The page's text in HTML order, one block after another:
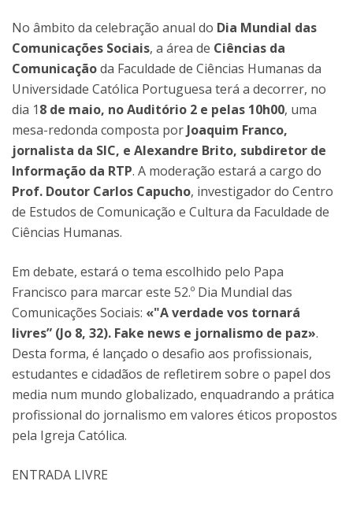
No âmbito da celebração anual do Dia Mundial das
Comunicações Sociais, a área de Ciências da
Comunicaçãoda Faculdade de Ciências Humanas da
Universidade Católica Portuguesa terá a decorrer, no
dia 18 de maio, no Auditório 2 e pelas 10h00, uma
mesa-redonda composta por Joaquim Franco,
jornalista da SIC, e Alexandre Brito, subdiretor de
Informação da RTP. A moderação estará a cargo do
Prof. Doutor Carlos Capucho, investigador do Centro
de Estudos de Comunicação e Cultura da Faculdade de
Ciências Humanas.
Em debate, estará o tema escolhido pelo Papa
Francisco para marcar este 52.º Dia Mundial das
Comunicações Sociais: «"A verdade vos tornará
livres” (Jo 8, 32). Fake news e jornalismo de paz».
Desta forma, é lançado o desafio aos profissionais,
estudantes e cidadãos de refletirem sobre o papel dos
media num mundo globalizado, enquadrando a prática
profissional do jornalismo em valores éticos propostos
pela Igreja Católica.
ENTRADA LIVRE